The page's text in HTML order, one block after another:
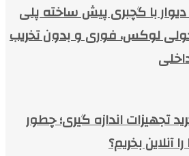
با گچبری پیش ساخته پلی
لوکس، فوری و بدون تخریب
تجهیزات اندازه گیری؛ چطور
آنلاین بخریم؟